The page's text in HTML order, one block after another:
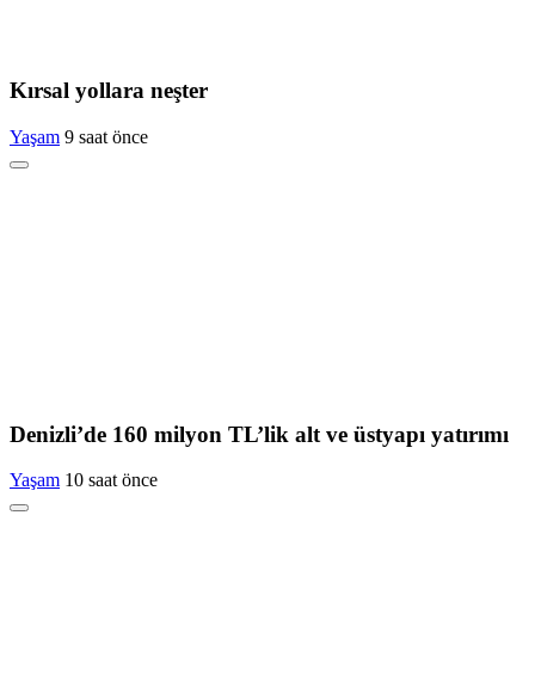
Kırsal yollara neşter
Yaşam 9 saat önce
Denizli’de 160 milyon TL’lik alt ve üstyapı yatırımı
Yaşam 10 saat önce